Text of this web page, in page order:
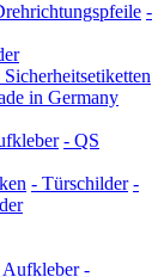
-
Sicherheitsetiketten
in Germany
- QS
- Türschilder -
-